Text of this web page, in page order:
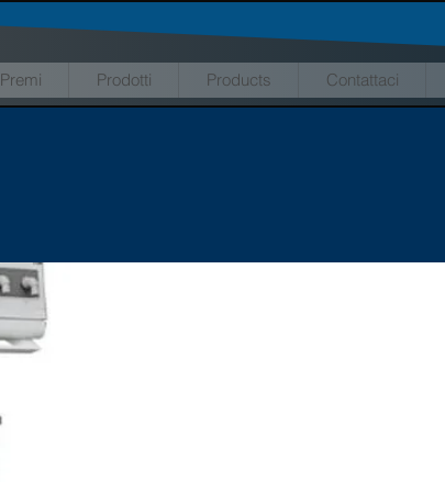
Premi Prodotti Products Contattaci